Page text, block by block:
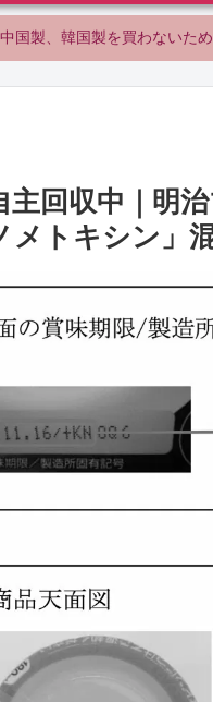
中国製、韓国製を買わないた
回収中｜明
メトキシン」